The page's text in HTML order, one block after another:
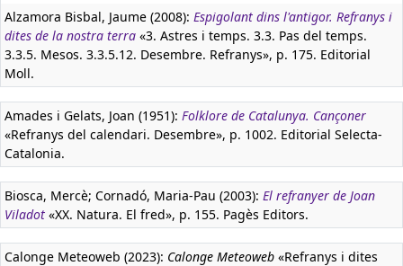
Alzamora Bisbal, Jaume (2008): Espigolant dins l'antigor. Refranys i
dites de la nostra terra «3. Astres i temps. 3.3. Pas del temps.
3.3.5. Mesos. 3.3.5.12. Desembre. Refranys», p. 175. Editorial
Moll.
Amades i Gelats, Joan (1951): Folklore de Catalunya. Cançoner
«Refranys del calendari. Desembre», p. 1002. Editorial Selecta-
Catalonia.
Biosca, Mercè; Cornadó, Maria-Pau (2003): El refranyer de Joan
Viladot «XX. Natura. El fred», p. 155. Pagès Editors.
Calonge Meteoweb (2023): Calonge Meteoweb «Refranys i dites